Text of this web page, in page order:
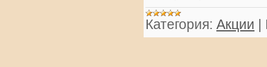
Категория: Акции |